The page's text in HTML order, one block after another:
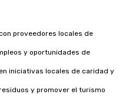
proveedores locales de
y oportunidades de
iniciativas locales de caridad y
y promover el turismo